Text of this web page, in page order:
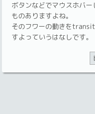
ボタンなどでマウスホバ
ものありますよね。
そのフワーの動きを
すよっていうはなしです。